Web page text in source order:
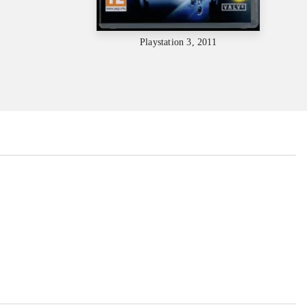
Playstation 3, 2011